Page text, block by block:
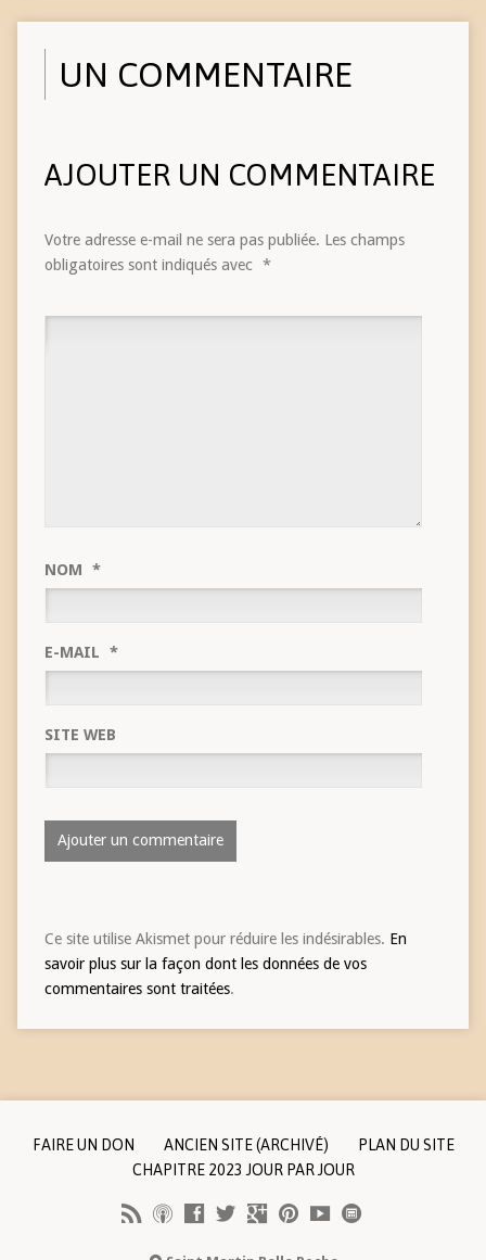
UN COMMENTAIRE
AJOUTER UN COMMENTAIRE
Votre adresse e-mail ne sera pas publiée. Les champs
obligatoires sont indiqués avec *
NOM *
E-MAIL *
SITE WEB
Ce site utilise Akismet pour réduire les indésirables. En
savoir plus sur la façon dont les données de vos
commentaires sont traitées.
FAIRE UN DON ANCIEN SITE (ARCHIVÉ)
PLAN DU SITE
CHAPITRE 2023 JOUR PAR JOUR